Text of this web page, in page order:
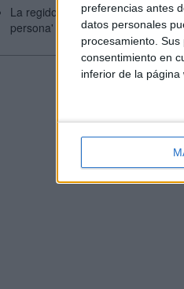
preferencias antes
datos personales
procesamiento.
consentimiento en
inferior de la página
La regidora de PxC a Salt:'He
persona'